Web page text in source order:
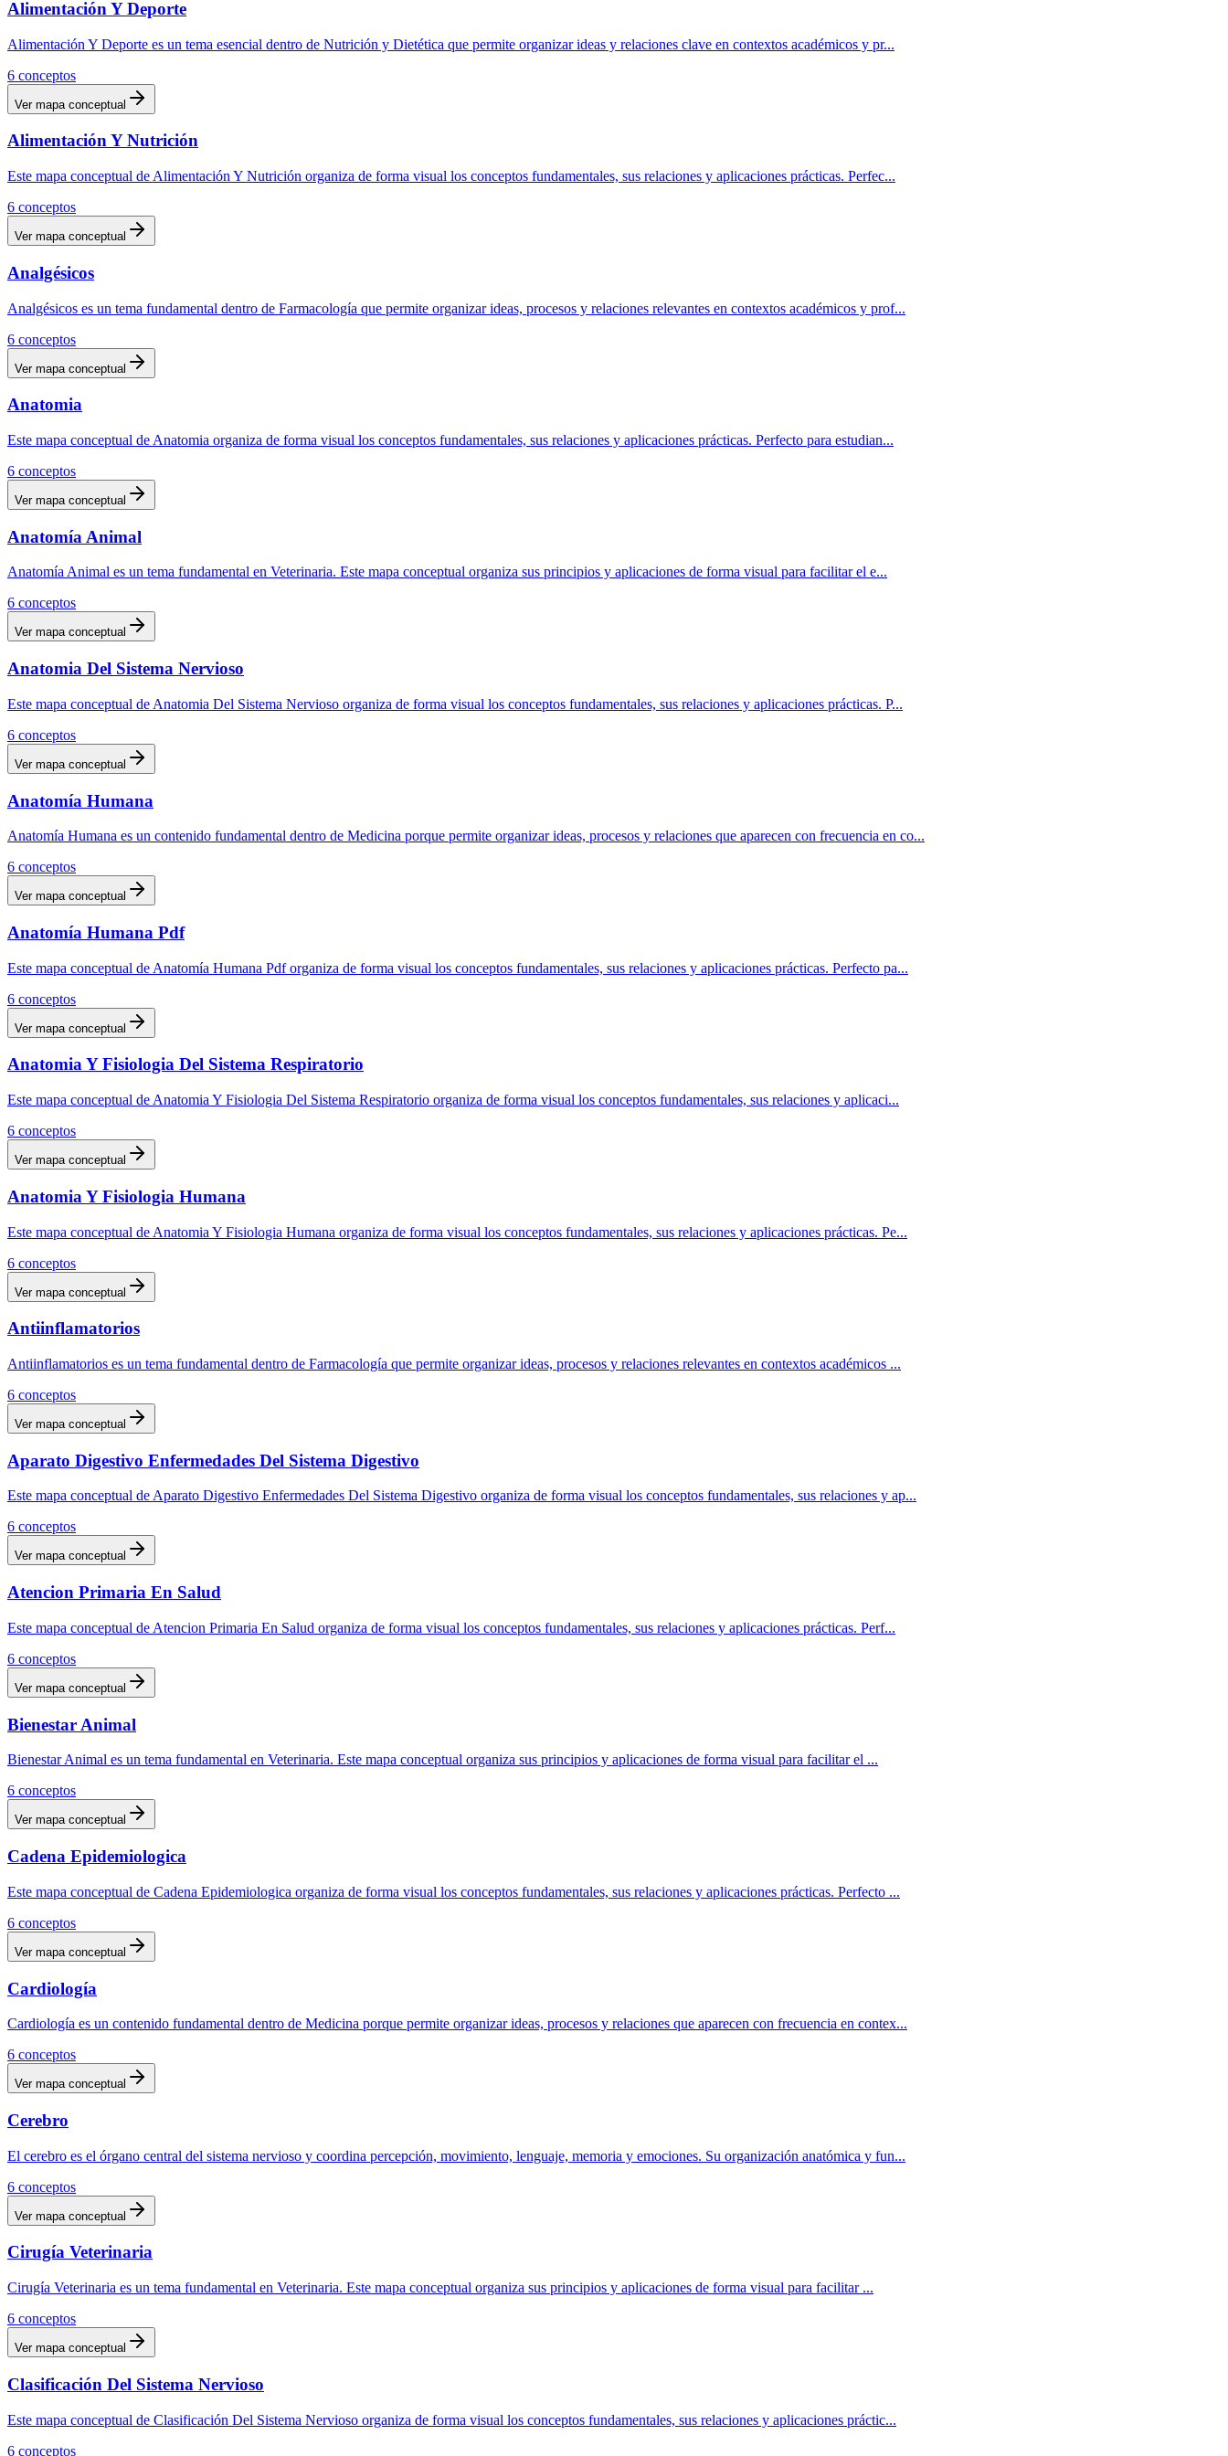
Alimentación Y Deporte
Alimentación Y Deporte es un tema esencial dentro de Nutrición y Dietética que permite organizar ideas y relaciones clave en contextos académicos y pr...
6 conceptos
Ver mapa conceptual
Alimentación Y Nutrición
Este mapa conceptual de Alimentación Y Nutrición organiza de forma visual los conceptos fundamentales, sus relaciones y aplicaciones prácticas. Perfec...
6 conceptos
Ver mapa conceptual
Analgésicos
Analgésicos es un tema fundamental dentro de Farmacología que permite organizar ideas, procesos y relaciones relevantes en contextos académicos y prof...
6 conceptos
Ver mapa conceptual
Anatomia
Este mapa conceptual de Anatomia organiza de forma visual los conceptos fundamentales, sus relaciones y aplicaciones prácticas. Perfecto para estudian...
6 conceptos
Ver mapa conceptual
Anatomía Animal
Anatomía Animal es un tema fundamental en Veterinaria. Este mapa conceptual organiza sus principios y aplicaciones de forma visual para facilitar el e...
6 conceptos
Ver mapa conceptual
Anatomia Del Sistema Nervioso
Este mapa conceptual de Anatomia Del Sistema Nervioso organiza de forma visual los conceptos fundamentales, sus relaciones y aplicaciones prácticas. P...
6 conceptos
Ver mapa conceptual
Anatomía Humana
Anatomía Humana es un contenido fundamental dentro de Medicina porque permite organizar ideas, procesos y relaciones que aparecen con frecuencia en co...
6 conceptos
Ver mapa conceptual
Anatomía Humana Pdf
Este mapa conceptual de Anatomía Humana Pdf organiza de forma visual los conceptos fundamentales, sus relaciones y aplicaciones prácticas. Perfecto pa...
6 conceptos
Ver mapa conceptual
Anatomia Y Fisiologia Del Sistema Respiratorio
Este mapa conceptual de Anatomia Y Fisiologia Del Sistema Respiratorio organiza de forma visual los conceptos fundamentales, sus relaciones y aplicaci...
6 conceptos
Ver mapa conceptual
Anatomia Y Fisiologia Humana
Este mapa conceptual de Anatomia Y Fisiologia Humana organiza de forma visual los conceptos fundamentales, sus relaciones y aplicaciones prácticas. Pe...
6 conceptos
Ver mapa conceptual
Antiinflamatorios
Antiinflamatorios es un tema fundamental dentro de Farmacología que permite organizar ideas, procesos y relaciones relevantes en contextos académicos ...
6 conceptos
Ver mapa conceptual
Aparato Digestivo Enfermedades Del Sistema Digestivo
Este mapa conceptual de Aparato Digestivo Enfermedades Del Sistema Digestivo organiza de forma visual los conceptos fundamentales, sus relaciones y ap...
6 conceptos
Ver mapa conceptual
Atencion Primaria En Salud
Este mapa conceptual de Atencion Primaria En Salud organiza de forma visual los conceptos fundamentales, sus relaciones y aplicaciones prácticas. Perf...
6 conceptos
Ver mapa conceptual
Bienestar Animal
Bienestar Animal es un tema fundamental en Veterinaria. Este mapa conceptual organiza sus principios y aplicaciones de forma visual para facilitar el ...
6 conceptos
Ver mapa conceptual
Cadena Epidemiologica
Este mapa conceptual de Cadena Epidemiologica organiza de forma visual los conceptos fundamentales, sus relaciones y aplicaciones prácticas. Perfecto ...
6 conceptos
Ver mapa conceptual
Cardiología
Cardiología es un contenido fundamental dentro de Medicina porque permite organizar ideas, procesos y relaciones que aparecen con frecuencia en contex...
6 conceptos
Ver mapa conceptual
Cerebro
El cerebro es el órgano central del sistema nervioso y coordina percepción, movimiento, lenguaje, memoria y emociones. Su organización anatómica y fun...
6 conceptos
Ver mapa conceptual
Cirugía Veterinaria
Cirugía Veterinaria es un tema fundamental en Veterinaria. Este mapa conceptual organiza sus principios y aplicaciones de forma visual para facilitar ...
6 conceptos
Ver mapa conceptual
Clasificación Del Sistema Nervioso
Este mapa conceptual de Clasificación Del Sistema Nervioso organiza de forma visual los conceptos fundamentales, sus relaciones y aplicaciones práctic...
6 conceptos